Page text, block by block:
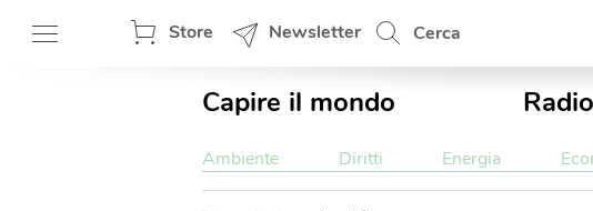
Store Newsletter Cerca
Capire il mondo Radio
Ambiente Diritti Energia